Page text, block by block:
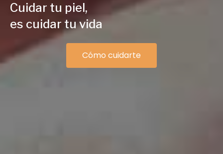
Cuidar tu piel,
es cuidar tu vida
Cómo cuidarte